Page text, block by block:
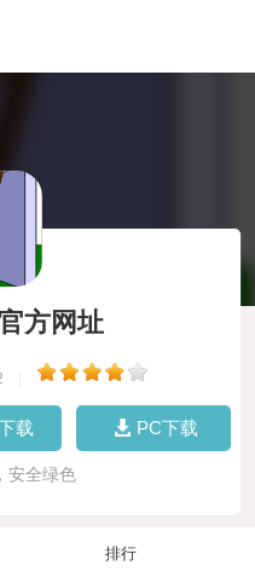
方网址
载 PC下载
安全绿色
排行